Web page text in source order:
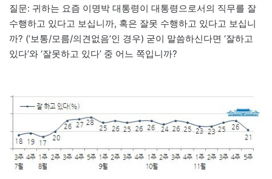
질문: 귀하는 요즘 이명박 대통령이 대통령으로서의 직무를 잘
수행하고 있다고 보십니까, 혹은 잘못 수행하고 있다고 보십니
까? (‘보통/모름/의견없음’인 경우) 굳이 말씀하신다면 ‘잘하고
있다’와 ‘잘못하고 있다’ 중 어느 쪽입니까?